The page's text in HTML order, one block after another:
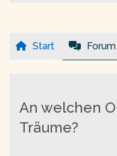
Start Forum
An welchen
Träume?